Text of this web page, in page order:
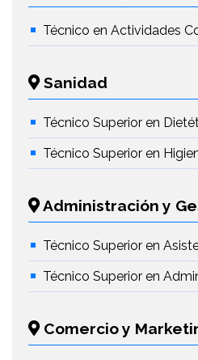
Técnico en Actividades
Sanidad
Técnico Superior en
Técnico Superior en
Administración y
Técnico Superior en
Técnico Superior en
Comercio y